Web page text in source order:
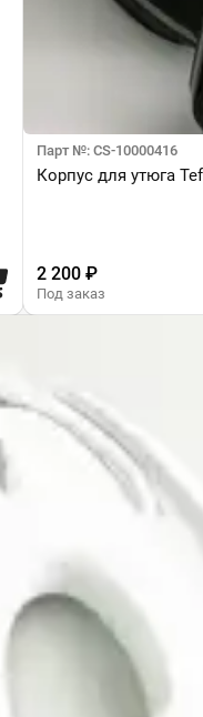
Парт №: CS-10000416
Корпус для утюга
2 200 ₽
Под заказ